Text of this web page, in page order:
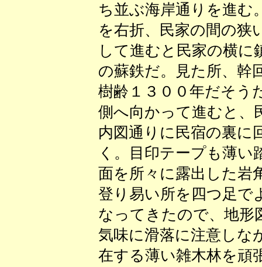
ち並ぶ海岸通りを進む
を右折、民家の間の狭
して進むと民家の横に
の蘇鉄だ。見た所、幹
樹齢１３００年だそう
側へ向かって進むと、
内図通りに民宿の裏に
く。目印テープも薄い
面を所々に露出した岩
登り易い所を四つ足で
なってきたので、地形
気味に滑落に注意しな
在する薄い雑木林を頑